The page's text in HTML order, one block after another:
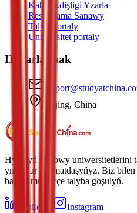
Kabul Edişligi Yzarla
Resminama Sanawy
Talyp Portaly
Uniwersitet portaly
Habarlaşmak
Beijing, China
Hytaýyň iň gowy uniwersitetlerini
ynamdar hyzmatdaşyňyz. Biz
başlan müňlerçe talyba goşulyň.
LinkedIn Instagram